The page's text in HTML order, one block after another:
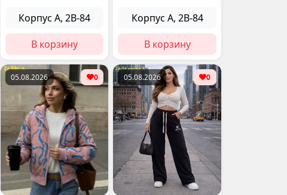
Корпус А, 2В-84
В корзину
Корпус А, 2В-84
В корзину
05.08.2026 0 05.08.2026 0